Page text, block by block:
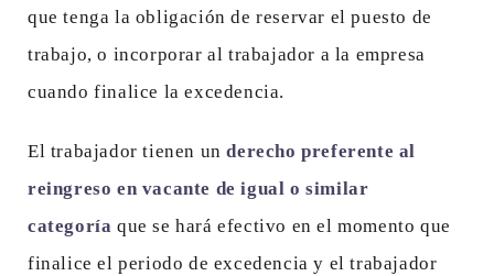
que tenga la obligación de reservar el puesto de
trabajo, o incorporar al trabajador a la empresa
cuando finalice la excedencia.
El trabajador tienen underecho preferente al
reingreso en vacante de igual o similar
categoría que se hará efectivo en el momento que
finalice el periodo de excedencia y el trabajador